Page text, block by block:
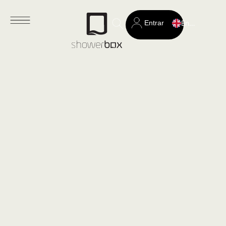
Search
for:
Entrar